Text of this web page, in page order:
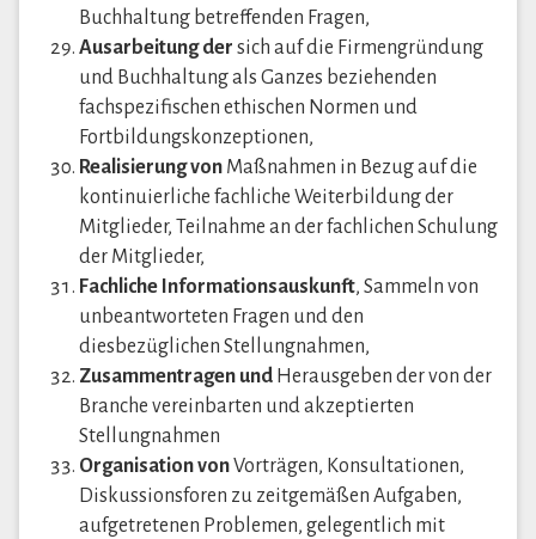
Buchhaltung betreffenden Fragen,
Ausarbeitung der sich auf die Firmengründung
und Buchhaltung als Ganzes beziehenden
fachspezifischen ethischen Normen und
Fortbildungskonzeptionen,
Realisierung von Maßnahmen in Bezug auf die
kontinuierliche fachliche Weiterbildung der
Mitglieder, Teilnahme an der fachlichen Schulung
der Mitglieder,
Fachliche Informationsauskunft, Sammeln von
unbeantworteten Fragen und den
diesbezüglichen Stellungnahmen,
Zusammentragen und Herausgeben der von der
Branche vereinbarten und akzeptierten
Stellungnahmen
Organisation vonVorträgen, Konsultationen,
Diskussionsforen zu zeitgemäßen Aufgaben,
aufgetretenen Problemen, gelegentlich mit